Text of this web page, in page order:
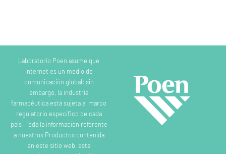
Laboratorio Poen asume que
Internet es un medio de
comunicación global; sin
embargo, la industria
farmacéutica está sujeta al marco
regulatorio específico de cada
país. Toda la información referente
a nuestros Productos contenida
en este sitio web, esta